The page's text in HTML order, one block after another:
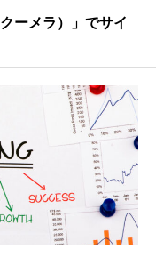
ーメラ）」でサイ